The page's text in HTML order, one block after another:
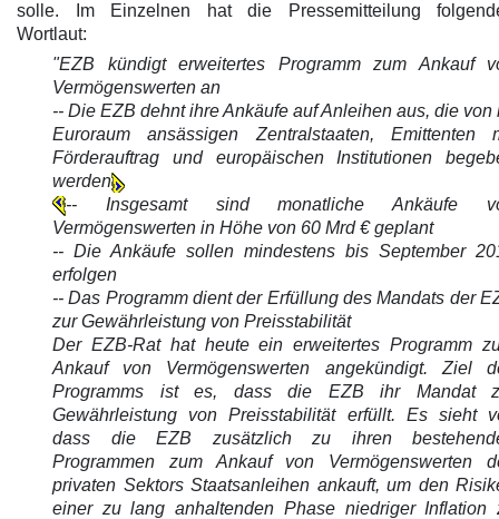
solle. Im Einzelnen hat die Pressemitteilung
Wortlaut:
"EZB kündigt erweitertes Programm zum Ankauf
Vermögenswerten an
-- Die EZB dehnt ihre Ankäufe auf Anleihen aus, die von
Euroraum ansässigen Zentralstaaten, Emittenten
Förderauftrag und europäischen Institutionen
werden
-- Insgesamt sind monatliche Ankäufe
Vermögenswerten in Höhe von 60 Mrd € geplant
-- Die Ankäufe sollen mindestens bis September
erfolgen
-- Das Programm dient der Erfüllung des Mandats der
zur Gewährleistung von Preisstabilität
Der EZB-Rat hat heute ein erweitertes Programm
Ankauf von Vermögenswerten angekündigt. Ziel
Programms ist es, dass die EZB ihr Mandat
Gewährleistung von Preisstabilität erfüllt. Es sieht
dass die EZB zusätzlich zu ihren
Programmen zum Ankauf von Vermögenswerten
privaten Sektors Staatsanleihen ankauft, um den
einer zu lang anhaltenden Phase niedriger Inflation